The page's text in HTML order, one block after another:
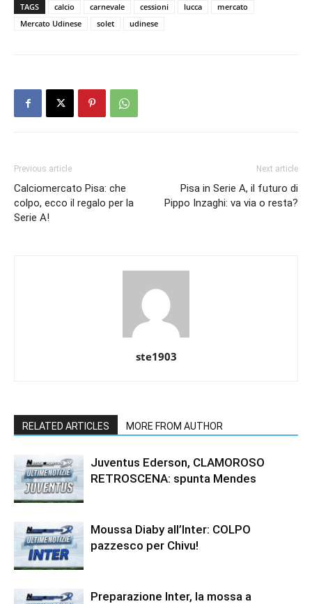
TAGS calcio carnevale cessioni lucca
mercato
Mercato Udinese
solet udinese
Previous article
Calciomercato Pisa: che
colpo, ecco il regalo per la
Serie A!
Next article
Pisa in Serie A, il futuro di
Pippo Inzaghi: va via o resta?
ste1903
RELATED ARTICLES MORE FROM AUTHOR
Juventus Ederson, CLAMOROSO
RETROSCENA: spunta Mendes
Moussa Diaby all’Inter: COLPO
pazzesco per Chivu!
Preparazione Inter, la mossa a